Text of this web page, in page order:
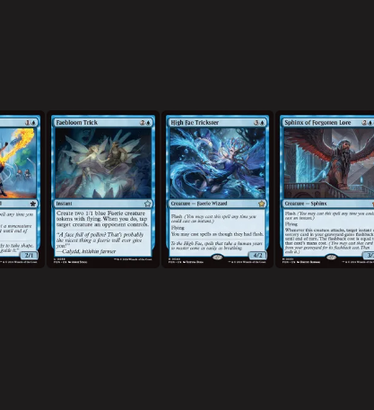
요정꽃 계략 고위 요정 사기꾼 잊혀진 설화의 스핑크스